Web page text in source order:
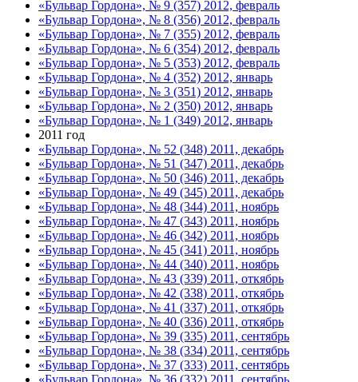
«Бульвар Гордона», № 9 (357) 2012, февраль
«Бульвар Гордона», № 8 (356) 2012, февраль
«Бульвар Гордона», № 7 (355) 2012, февраль
«Бульвар Гордона», № 6 (354) 2012, февраль
«Бульвар Гордона», № 5 (353) 2012, февраль
«Бульвар Гордона», № 4 (352) 2012, январь
«Бульвар Гордона», № 3 (351) 2012, январь
«Бульвар Гордона», № 2 (350) 2012, январь
«Бульвар Гордона», № 1 (349) 2012, январь
2011 год
«Бульвар Гордона», № 52 (348) 2011, декабрь
«Бульвар Гордона», № 51 (347) 2011, декабрь
«Бульвар Гордона», № 50 (346) 2011, декабрь
«Бульвар Гордона», № 49 (345) 2011, декабрь
«Бульвар Гордона», № 48 (344) 2011, ноябрь
«Бульвар Гордона», № 47 (343) 2011, ноябрь
«Бульвар Гордона», № 46 (342) 2011, ноябрь
«Бульвар Гордона», № 45 (341) 2011, ноябрь
«Бульвар Гордона», № 44 (340) 2011, ноябрь
«Бульвар Гордона», № 43 (339) 2011, откябрь
«Бульвар Гордона», № 42 (338) 2011, откябрь
«Бульвар Гордона», № 41 (337) 2011, откябрь
«Бульвар Гордона», № 40 (336) 2011, откябрь
«Бульвар Гордона», № 39 (335) 2011, сентябрь
«Бульвар Гордона», № 38 (334) 2011, сентябрь
«Бульвар Гордона», № 37 (333) 2011, сентябрь
«Бульвар Гордона», № 36 (332) 2011, сентябрь